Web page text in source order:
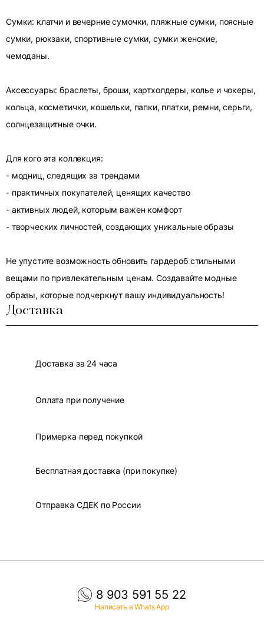
Сумки: клатчи и вечерние сумочки, пляжные сумки, поясные
сумки, рюкзаки, спортивные сумки, сумки женские,
чемоданы.
Аксессуары: браслеты, броши, картхолдеры, колье и чокеры,
кольца, косметички, кошельки, папки, платки, ремни, серьги,
солнцезащитные очки.
Для кого эта коллекция:
- модниц, следящих за трендами
- практичных покупателей, ценящих качество
- активных людей, которым важен комфорт
- творческих личностей, создающих уникальные образы
Не упустите возможность обновить гардероб стильными
вещами по привлекательным ценам. Создавайте модные
образы, которые подчеркнут вашу индивидуальность!
Доставка
Доставка за 24 часа
Оплата при получение
Примерка перед покупкой
Бесплатная доставка (при покупке)
Отправка СДЕК по России
8 903 591 55 22
Написать в Whats App